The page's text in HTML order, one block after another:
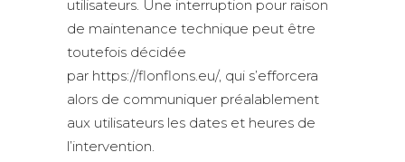
utilisateurs. Une interruption pour raison
de maintenance technique peut être
toutefois décidée
par https://flonflons.eu/, qui s’efforcera
alors de communiquer préalablement
aux utilisateurs les dates et heures de
l’intervention.